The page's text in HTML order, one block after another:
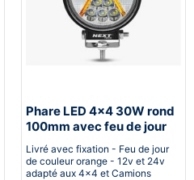
Phare LED 4x4 30W rond
100mm avec feu de jour
DRL
Livré avec fixation - Feu de jour
de couleur orange - 12v et 24v
adapté aux 4x4 et Camions